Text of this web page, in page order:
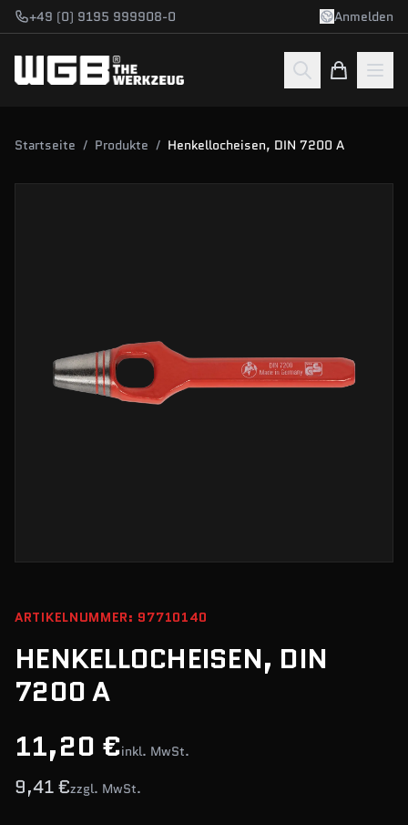
Zum Hauptinhalt springen
+49 (0) 9195 999908-0 Anmelden
Startseite / Produkte / Henkellocheisen, DIN 7200 A
ARTIKELNUMMER: 97710140
HENKELLOCHEISEN, DIN
7200 A
11,20 €inkl. MwSt.
9,41 €zzgl. MwSt.